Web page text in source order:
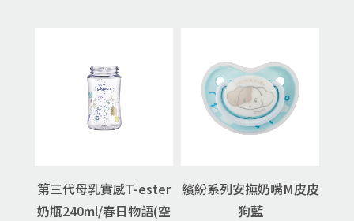
第三代母乳實感T-ester
奶瓶240ml/春日物語(空
繽紛系列安撫奶嘴M皮皮
狗藍